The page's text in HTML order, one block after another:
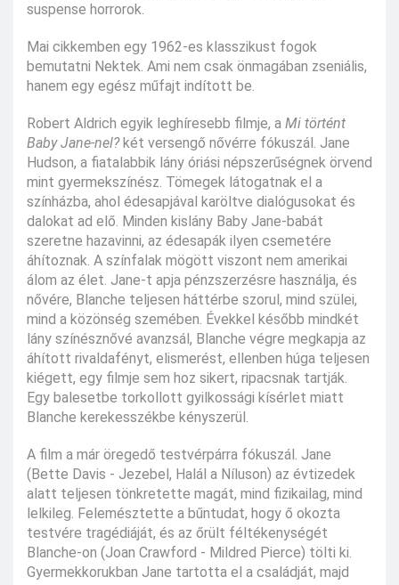
suspense horrorok.
Mai cikkemben egy 1962-es klasszikust fogok
bemutatni Nektek. Ami nem csak önmagában zseniális,
hanem egy egész műfajt indított be.
Robert Aldrich egyik leghíresebb filmje, a Mi történt
Baby Jane-nel?két versengő nővérre fókuszál. Jane
Hudson, a fiatalabbik lány óriási népszerűségnek örvend
mint gyermekszínész. Tömegek látogatnak el a
színházba, ahol édesapjával karöltve dialógusokat és
dalokat ad elő. Minden kislány Baby Jane-babát
szeretne hazavinni, az édesapák ilyen csemetére
áhítoznak. A színfalak mögött viszont nem amerikai
álom az élet. Jane-t apja pénzszerzésre használja, és
nővére, Blanche teljesen háttérbe szorul, mind szülei,
mind a közönség szemében. Évekkel később mindkét
lány színésznővé avanzsál, Blanche végre megkapja az
áhított rivaldafényt, elismerést, ellenben húga teljesen
kiégett, egy filmje sem hoz sikert, ripacsnak tartják.
Egy balesetbe torkollott gyilkossági kísérlet miatt
Blanche kerekesszékbe kényszerül.
A film a már öregedő testvérpárra fókuszál. Jane
(Bette Davis - Jezebel, Halál a Níluson) az évtizedek
alatt teljesen tönkretette magát, mind fizikailag, mind
lelkileg. Felemésztette a bűntudat, hogy ő okozta
testvére tragédiáját, és az őrült féltékenységét
Blanche-on (Joan Crawford - Mildred Pierce) tölti ki.
Gyermekkorukban Jane tartotta el a családját, majd